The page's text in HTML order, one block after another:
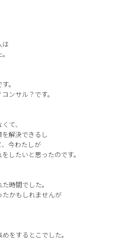
は
。
ンサル？です。
て、
解決できるし
今わたしが
したいと思ったのです。
時間でした。
かもしれませんが
をするとこでした。